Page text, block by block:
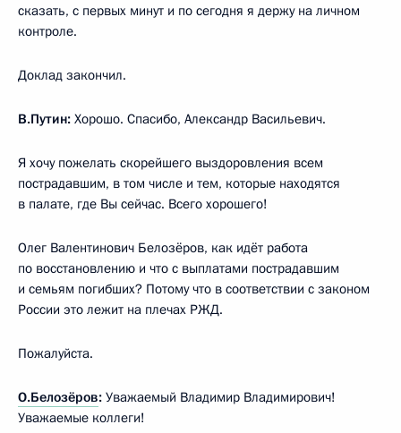
сказать, с первых минут и по сегодня я держу на личном
контроле.
Доклад закончил.
В.Путин: Хорошо. Спасибо, Александр Васильевич.
Я хочу пожелать скорейшего выздоровления всем
пострадавшим, в том числе и тем, которые находятся
в палате, где Вы сейчас. Всего хорошего!
Олег Валентинович Белозёров, как идёт работа
по восстановлению и что с выплатами пострадавшим
и семьям погибших? Потому что в соответствии с законом
России это лежит на плечах РЖД.
Пожалуйста.
О.Белозёров: Уважаемый Владимир Владимирович!
Уважаемые коллеги!